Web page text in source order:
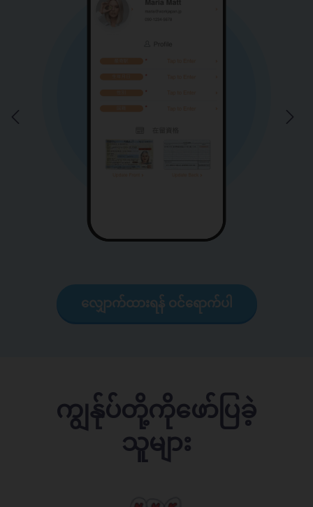
လျှောက်ထားရန် ဝင်ရောက်ပါ
ကျွန်ုပ်တို့ကိုဖော်ပြခဲ့
သူများ